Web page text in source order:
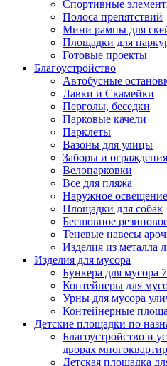
Спортивные
Полоса препятствий
Мини рампы для
Площадки для
Готовые проекты
Благоустройство
Автобусные
Лавки и Скамейки
Перголы, беседки
Парковые качели
Парклеты
Вазоны для улицы
Заборы и ограждения
Велопарковки
Все для пляжа
Наружное освещение
Площадки для собак
Бесшовное
Теневые навесы
Изделия из металла
Изделия для мусора
Бункера для мусора
Контейнеры для
Урны для мусора
Контейнерные
Детские площадки по
Благоустройство и
дворах
Детская площадка